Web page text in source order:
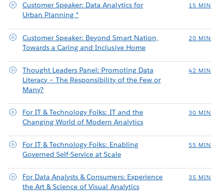
Customer Speaker: Data Analytics for
Urban Planning *
15 MIN
Customer Speaker: Beyond Smart Nation,
Towards a Caring and Inclusive Home
20 MIN
Thought Leaders Panel: Promoting Data
Literacy – The Responsibility of the Few or
Many?
42 MIN
For IT & Technology Folks: IT and the
Changing World of Modern Analytics
30 MIN
For IT & Technology Folks: Enabling
Governed Self-Service at Scale
55 MIN
For Data Analysts & Consumers: Experience
the Art & Science of Visual Analytics
35 MIN